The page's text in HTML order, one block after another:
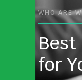
WHO ARE
for